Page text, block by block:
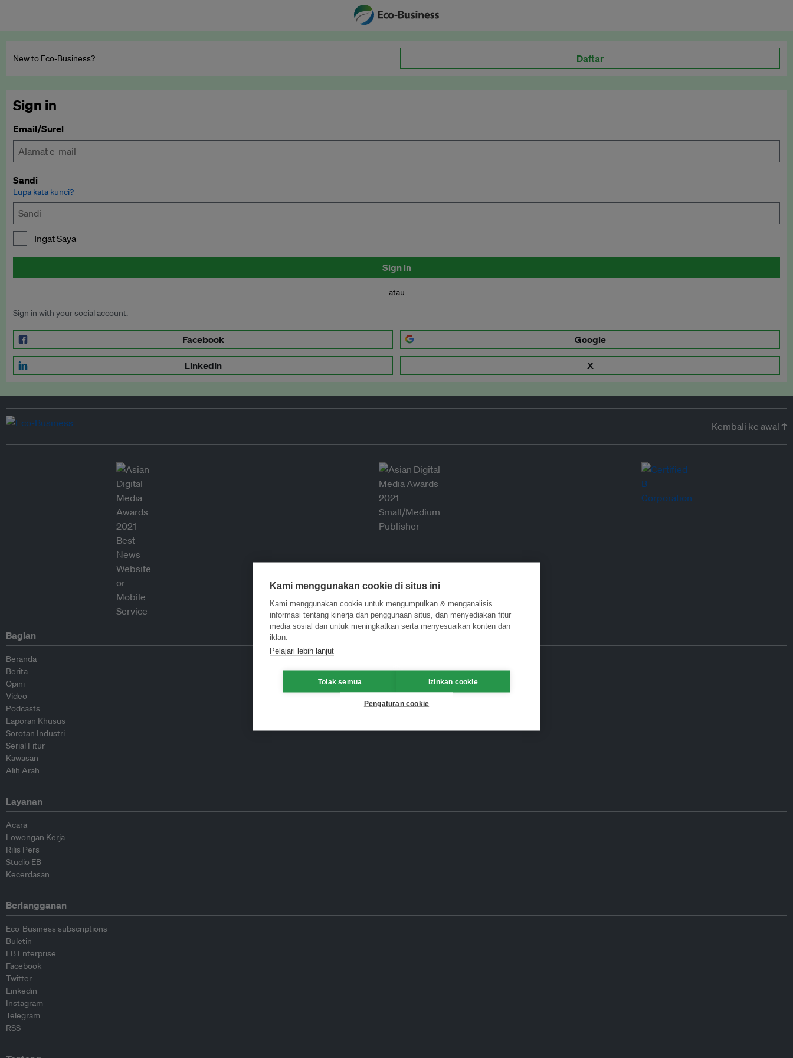
New to Eco‑Business? Daftar
Sign in
Email/Surel
Sandi
Lupa kata kunci?
Ingat Saya
Sign in
atau
Sign in with your social account.
Facebook Google
LinkedIn X
Kembali ke awal ↑
Bagian
Beranda
Berita
Opini
Video
Podcasts
Laporan Khusus
Sorotan Industri
Serial Fitur
Kawasan
Alih Arah
Layanan
Acara
Lowongan Kerja
Rilis Pers
Studio EB
Kecerdasan
Berlangganan
Eco-Business subscriptions
Buletin
EB Enterprise
Facebook
Twitter
Linkedin
Instagram
Telegram
RSS
Kami menggunakan cookie di situs ini
Kami menggunakan cookie untuk mengumpulkan & menganalisis
informasi tentang kinerja dan penggunaan situs, dan menyediakan fitur
media sosial dan untuk meningkatkan serta menyesuaikan konten dan
iklan.
Pelajari lebih lanjut
Tolak semua Izinkan cookie
Pengaturan cookie